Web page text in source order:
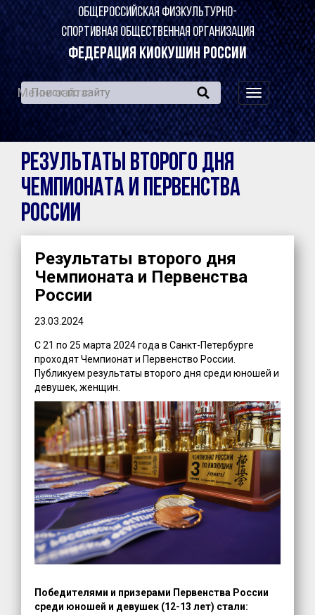
ОБЩЕРОССИЙСКАЯ ФИЗКУЛЬТУРНО-
СПОРТИВНАЯ ОБЩЕСТВЕННАЯ ОРГАНИЗАЦИЯ
ФЕДЕРАЦИЯ КИОКУШИН РОССИИ
навигация
по
сайту
Меню сайта:
Результаты второго дня
Чемпионата и Первенства
России
Результаты второго дня
Чемпионата и Первенства
России
23.03.2024
С 21 по 25 марта 2024 года в Санкт-Петербурге
проходят Чемпионат и Первенство России.
Публикуем результаты второго дня среди юношей и
девушек, женщин.
Победителями и призерами Первенства России
среди юношей и девушек (12-13 лет) стали: